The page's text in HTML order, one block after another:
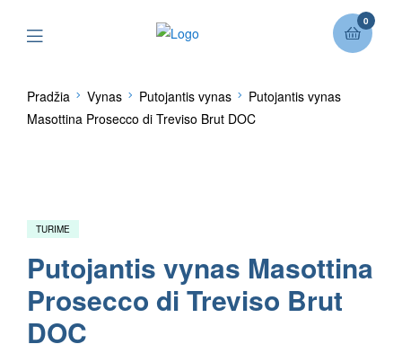
0
Pradžia Vynas Putojantis vynas
Putojantis vynas
Masottina Prosecco di Treviso Brut DOC
TURIME
Putojantis vynas Masottina
Prosecco di Treviso Brut
DOC